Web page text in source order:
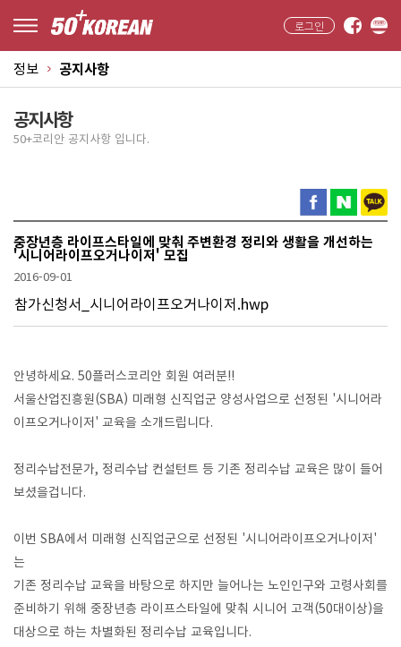
로그인
정보 공지사항
공지사항
50+코리안 공지사항 입니다.
중장년층 라이프스타일에 맞춰 주변환경 정리와 생활을 개선하는
'시니어라이프오거나이저' 모집
2016-09-01
참가신청서_시니어라이프오거나이저.hwp
안녕하세요. 50플러스코리안 회원 여러분!!
서울산업진흥원(SBA) 미래형 신직업군 양성사업으로 선정된 '시니어라
이프오거나이저' 교육을 소개드립니다.
정리수납전문가, 정리수납 컨설턴트 등 기존 정리수납 교육은 많이 들어
보셨을겁니다.
이번 SBA에서 미래형 신직업군으로 선정된 '시니어라이프오거나이저'
는
기존 정리수납 교육을 바탕으로 하지만 늘어나는 노인인구와 고령사회를
준비하기 위해 중장년층 라이프스타일에 맞춰 시니어 고객(50대이상)을
대상으로 하는 차별화된 정리수납 교육입니다.